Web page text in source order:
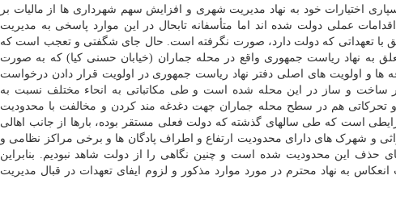
اختیارات خود به نهاد مدیریت شهری و افزایش سهم شهرداری ها از مالیات بر
عملی دولت شده اند اما متأسفانه تابحال در این موارد پاسخی به مدیریت
با تعهداتی که دولت دارد، صورت نگرفته است. حال جای شگفتی و تعجب است که
به نهاد ریاست جمهوری واقع در محله جماران (خیابان حسنی کیا) که به صورت
ها و اولویت های اصلی دفتر نهاد ریاست جمهوری در اولویت قرار دادن درخواست
ساخت و ساز در این محله شده است و طی مکاتباتی به انحاء مختلف نسبت به
تحرکاتی هم در سطح محله جماران جهت دغدغه مند کردن و مخالفت با محدودیت
است که طی سالهای گذشته که دولت فعلی مستقر بوده، بارها از جانب اهالی
و شهرک های دارای محدودیت ارتفاع و اطراف پادگان ها و برخی مراکز نظامی و
این محدودیت شده است و چنین نگاهی را از دولت شاهد نبودیم. بنابراین
به نهاد محترم در مورد موارد مذکور و لزوم ایفای تعهدات در قبال مدیریت